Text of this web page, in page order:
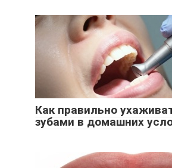
Как правильно
зубами в домашних